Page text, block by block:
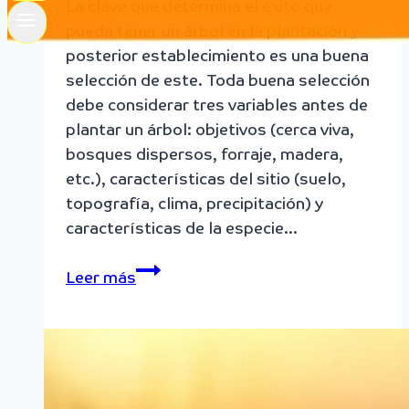
posterior establecimiento es una buena
selección de este. Toda buena selección
debe considerar tres variables antes de
plantar un árbol: objetivos (cerca viva,
bosques dispersos, forraje, madera,
etc.), características del sitio (suelo,
topografía, clima, precipitación) y
características de la especie…
Leer más
Italsal